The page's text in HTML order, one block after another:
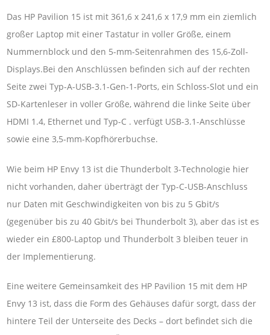
Das HP Pavilion 15 ist mit 361,6 x 241,6 x 17,9 mm ein ziemlich
großer Laptop mit einer Tastatur in voller Größe, einem
Nummernblock und den 5-mm-Seitenrahmen des 15,6-Zoll-
Displays.Bei den Anschlüssen befinden sich auf der rechten
Seite zwei Typ-A-USB-3.1-Gen-1-Ports, ein Schloss-Slot und ein
SD-Kartenleser in voller Größe, während die linke Seite über
HDMI 1.4, Ethernet und Typ-C . verfügt USB-3.1-Anschlüsse
sowie eine 3,5-mm-Kopfhörerbuchse.
Wie beim HP Envy 13 ist die Thunderbolt 3-Technologie hier
nicht vorhanden, daher überträgt der Typ-C-USB-Anschluss
nur Daten mit Geschwindigkeiten von bis zu 5 Gbit/s
(gegenüber bis zu 40 Gbit/s bei Thunderbolt 3), aber das ist es
wieder ein £800-Laptop und Thunderbolt 3 bleiben teuer in
der Implementierung.
Eine weitere Gemeinsamkeit des HP Pavilion 15 mit dem HP
Envy 13 ist, dass die Form des Gehäuses dafür sorgt, dass der
hintere Teil der Unterseite des Decks – dort befindet sich die